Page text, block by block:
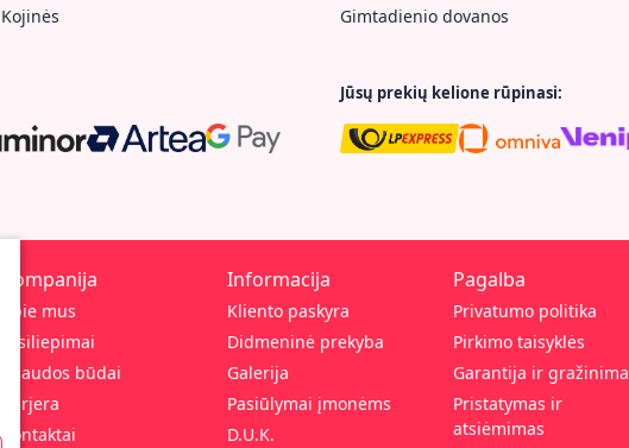
Kojinės
Gimtadienio dovanos
Jūsų prekių kelione rūpinasi:
Kompanija
Apie mus
Atsiliepimai
Spaudos būdai
Karjera
Kontaktai
Informacija
Kliento paskyra
Didmeninė prekyba
Galerija
Pasiūlymai įmonėms
D.U.K.
Pagalba
Privatumo politika
Pirkimo taisyklės
Garantija ir
Pristatymas ir
atsiėmimas